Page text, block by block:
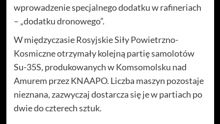
wprowadzenie specjalnego dodatku w rafineriach
– „dodatku dronowego”.
W międzyczasie Rosyjskie Siły Powietrzno-
Kosmiczne otrzymały kolejną partię samolotów
Su-35S, produkowanych w Komsomolsku nad
Amurem przez KNAAPO. Liczba maszyn pozostaje
nieznana, zazwyczaj dostarcza się je w partiach po
dwie do czterech sztuk.